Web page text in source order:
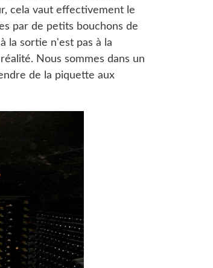
cela vaut effectivement le
par de petits bouchons de
la sortie n'est pas à la
Nous sommes dans un
de la piquette aux